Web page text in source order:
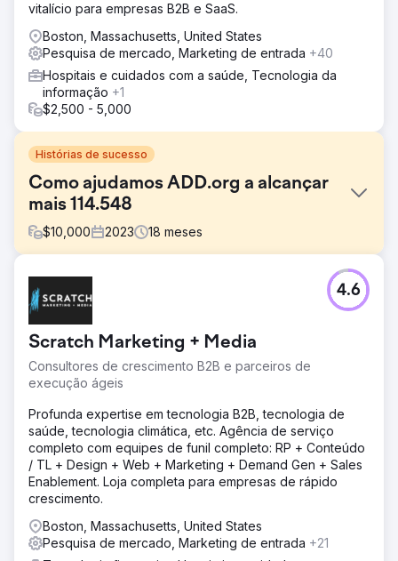
vitalício para empresas B2B e SaaS.
Boston, Massachusetts, United States
Pesquisa de mercado, Marketing de entrada +40
Hospitais e cuidados com a saúde, Tecnologia da
informação +1
$2,500 - 5,000
Histórias de sucesso
Como ajudamos ADD.org a alcançar
mais 114.548
$10,000 2023 18 meses
Desafio
Milhões de pessoas procuram ajuda online para o seu
TDAH, e a ADDA não foi encontrada por 99,9% dessas
pessoas – não por falta de autoridade, mas porque não
conseguiam competir com aqueles com uma estratégia
de SEO. Isto significava que a voz genuína da ADDA
estava a ser eclipsada por empresas com fins lucrativos.
Solução
Estratégia de conteúdo - da análise à execução 1.
Palavras-chave e mapeamento de conversão 2.
Direcionamento de link interno, limpeza de conteúdo e
trabalho na página 3 Engenharia reversa e snippets em
destaque vencedores 4. Diretrizes EEAT implementadas
Resultado
Em 12 meses, o alcance orgânico da ADD.org disparou: -
Aumento de 233% no tráfego de busca orgânica,
Scratch Marketing + Media
Consultores de crescimento B2B e parceiros de
execução ágeis
4.6
Profunda expertise em tecnologia B2B, tecnologia de
saúde, tecnologia climática, etc. Agência de serviço
completo com equipes de funil completo: RP + Conteúdo
/ TL + Design + Web + Marketing + Demand Gen + Sales
Enablement. Loja completa para empresas de rápido
crescimento.
Boston, Massachusetts, United States
Pesquisa de mercado, Marketing de entrada +21